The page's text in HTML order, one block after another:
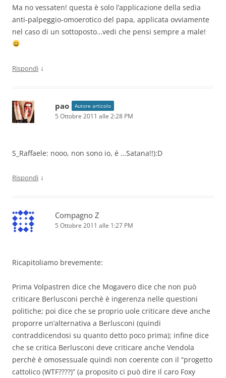
Ma no vessaten! questa è solo l’applicazione della sedia
anti-palpeggio-omoerotico del papa, applicata ovviamente
nel caso di un sottoposto…vedi che pensi sempre a male!
Rispondi ↓
pao Autore articolo
5 Ottobre 2011 alle 2:28 PM
S_Raffaele: nooo, non sono io, é …Satana!!):D
Rispondi ↓
Compagno Z
5 Ottobre 2011 alle 1:27 PM
Ricapitoliamo brevemente:
Prima Volpastren dice che Mogavero dice che non può
criticare Berlusconi perchè è ingerenza nelle questioni
politiche; poi dice che se proprio uole criticare deve anche
proporre un’alternativa a Berlusconi (quindi
contraddicendosi su quanto detto poco prima); infine dice
che se critica Berlusconi deve criticare anche Vendola
perchè è omosessuale quindi non coerente con il “progetto
cattolico (WTF????)” (a proposito ci può dire il caro Foxy